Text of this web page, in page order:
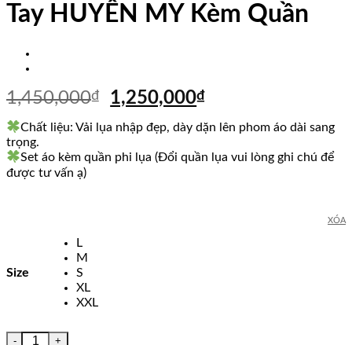
Tay HUYỀN MY Kèm Quần
1,450,000₫
Giá
là:
1,450,000₫.
1,250,000₫Giá
tại
là:
Chất liệu: Vải lụa nhập đẹp, dày dặn lên phom áo dài sang
trọng.
Set áo kèm quần phi lụa (Đổi quần lụa vui lòng ghi chú để
được tư vấn ạ)
Size
L
M
S
XL
XXL
XÓA
Áo Dài Cao Cấp Thiết Kế Vẽ Tay HUYỀN MY Kèm Quần số